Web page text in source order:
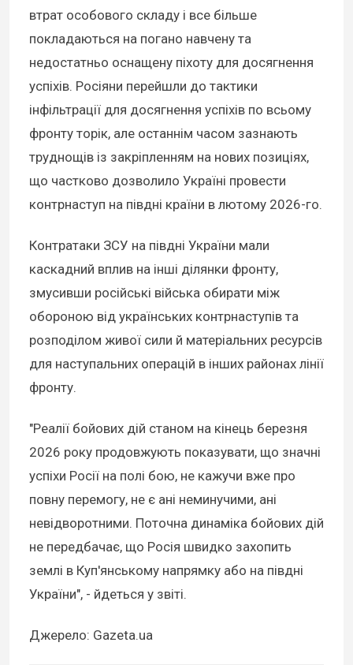
втрат особового складу і все більше
покладаються на погано навчену та
недостатньо оснащену піхоту для досягнення
успіхів. Росіяни перейшли до тактики
інфільтрації для досягнення успіхів по всьому
фронту торік, але останнім часом зазнають
труднощів із закріпленням на нових позиціях,
що частково дозволило Україні провести
контрнаступ на півдні країни в лютому 2026-го.
Контратаки ЗСУ на півдні України мали
каскадний вплив на інші ділянки фронту,
змусивши російські війська обирати між
обороною від українських контрнаступів та
розподілом живої сили й матеріальних ресурсів
для наступальних операцій в інших районах лінії
фронту.
"Реалії бойових дій станом на кінець березня
2026 року продовжують показувати, що значні
успіхи Росії на полі бою, не кажучи вже про
повну перемогу, не є ані неминучими, ані
невідворотними. Поточна динаміка бойових дій
не передбачає, що Росія швидко захопить
землі в Куп'янському напрямку або на півдні
України", - йдеться у звіті.
Джерело: Gazeta.ua